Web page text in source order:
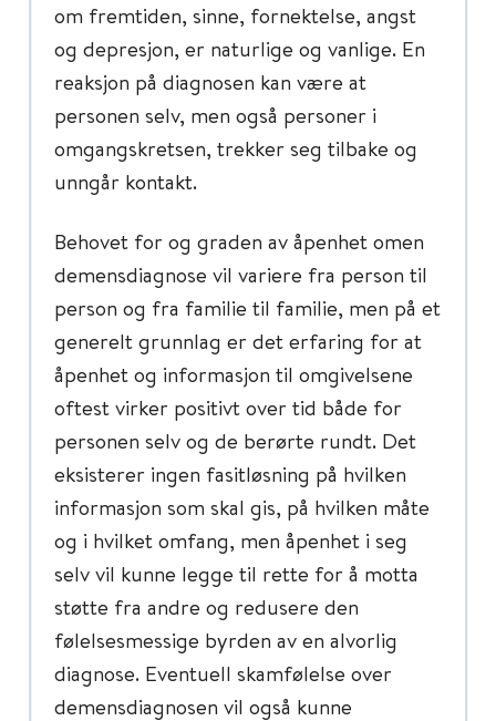
om fremtiden, sinne, fornektelse, angst
og depresjon, er naturlige og vanlige. En
reaksjon på diagnosen kan være at
personen selv, men også personer i
omgangskretsen, trekker seg tilbake og
unngår kontakt.
Behovet for og graden av åpenhet omen
demensdiagnose vil variere fra person til
person og fra familie til familie, men på et
generelt grunnlag er det erfaring for at
åpenhet og informasjon til omgivelsene
oftest virker positivt over tid både for
personen selv og de berørte rundt. Det
eksisterer ingen fasitløsning på hvilken
informasjon som skal gis, på hvilken måte
og i hvilket omfang, men åpenhet i seg
selv vil kunne legge til rette for å motta
støtte fra andre og redusere den
følelsesmessige byrden av en alvorlig
diagnose. Eventuell skamfølelse over
demensdiagnosen vil også kunne